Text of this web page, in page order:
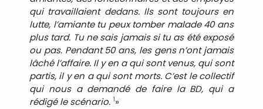
qui travaillaient dedans. Ils sont toujours en
lutte, l’amiante tu peux tomber malade 40 ans
plus tard. Tu ne sais jamais si tu as été exposé
ou pas. Pendant 50 ans, les gens n’ont jamais
lâché l’affaire. Il y en a qui sont venus, qui sont
partis, il y en a qui sont morts. C’est le collectif
qui nous a demandé de faire la BD, qui a
rédigé le scénario. 1»